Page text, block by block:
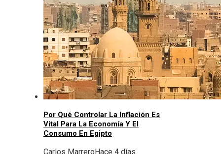
Por Qué Controlar La Inflación Es
Vital Para La Economía Y El
Consumo En Egipto
Carlos MarreroHace 4 días